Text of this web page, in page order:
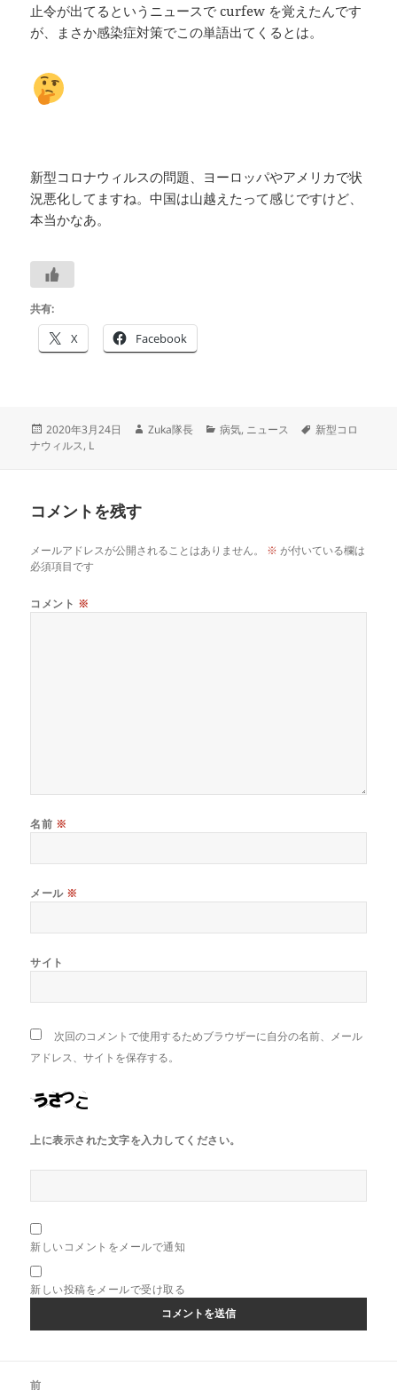
止令が出てるというニュースで curfew を覚えたんです
が、まさか感染症対策でこの単語出てくるとは。
新型コロナウィルスの問題、ヨーロッパやアメリカで状
況悪化してますね。中国は山越えたって感じですけど、
本当かなあ。
共有:
X Facebook
投
稿
2020年3月24日
作
Zuka隊長
カ
病気, ニュース
タ
新型コロ
ナウィルス, L
コメントを残す
メールアドレスが公開されることはありません。 ※ が付いている欄は
必須項目です
コメント ※
名前 ※
メール ※
サイト
次回のコメントで使用するためブラウザーに自分の名前、メール
アドレス、サイトを保存する。
上に表示された文字を入力してください。
新しいコメントをメールで通知
新しい投稿をメールで受け取る
前